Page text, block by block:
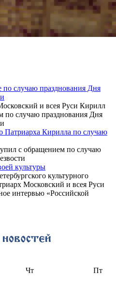
случаю празднования Дня
и всея Руси Кирилл
по случаю празднования Дня
Патриарха Кирилла по случаю
с обращением по случаю
культуры
культурного
Московский и всея Руси
интервью «Российской
Чт Пт